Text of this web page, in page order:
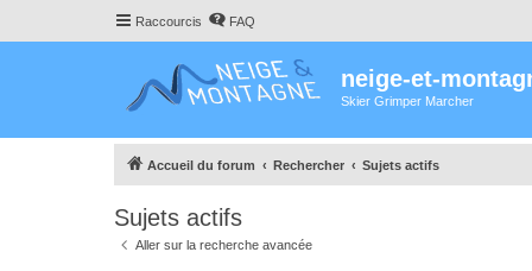
Raccourcis FAQ
neige-et-
Skier Grimper Marcher
Accueil du forum Rechercher Sujets actifs
Sujets actifs
Aller sur la recherche avancée